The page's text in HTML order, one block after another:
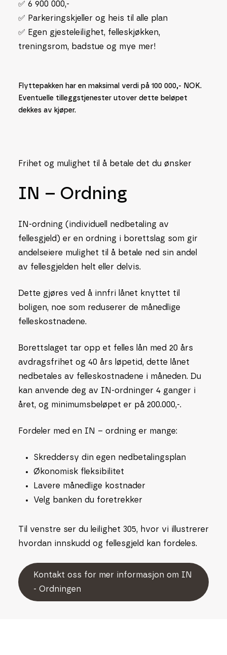
✅ 6 900 000,-
✅ Parkeringskjeller og heis til alle plan
✅ Egen gjesteleilighet, felleskjøkken,
treningsrom, badstue og mye mer!
Flyttepakken har en maksimal verdi på 100 000,- NOK.
Eventuelle tilleggstjenester utover dette beløpet
dekkes av kjøper.
Frihet og mulighet til å betale det du ønsker
IN – Ordning
IN-ordning (individuell nedbetaling av
fellesgjeld) er en ordning i borettslag som gir
andelseiere mulighet til å betale ned sin andel
av fellesgjelden helt eller delvis.
Dette gjøres ved å innfri lånet knyttet til
boligen, noe som reduserer de månedlige
felleskostnadene.
Borettslaget tar opp et felles lån med 20 års
avdragsfrihet og 40 års løpetid, dette lånet
nedbetales av felleskostnadene i måneden. Du
kan anvende deg av IN-ordninger 4 ganger i
året, og minimumsbeløpet er på 200.000,-.
Fordeler med en IN – ordning er mange:
Skreddersy din egen nedbetalingsplan
Økonomisk fleksibilitet
Lavere månedlige kostnader
Velg banken du foretrekker
Til venstre ser du leilighet 305, hvor vi illustrerer
hvordan innskudd og fellesgjeld kan fordeles.
Kontakt oss for mer informasjon om I N
- Ordningen